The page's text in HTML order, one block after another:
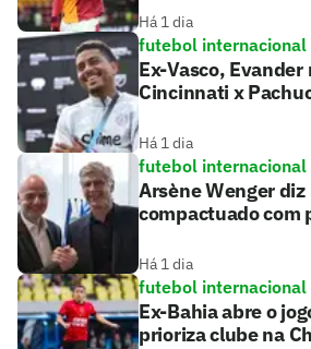
Há 1 dia
futebol internacional
Ex-Vasco, Evander
Cincinnati x
Há 1 dia
futebol internacional
Arsène Wenger diz
compactuado
Há 1 dia
futebol internacional
Ex-Bahia abre o
prioriza clube na